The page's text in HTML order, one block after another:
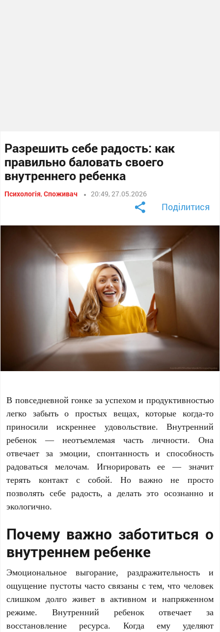
Разрешить себе радость: как
правильно баловать своего
внутреннего ребенка
Психологія,Споживач 20:49, 27.05.2026
Поділитися
В повседневной гонке за успехом и продуктивностью
легко забыть о простых вещах, которые когда-то
приносили искреннее удовольствие. Внутренний
ребенок — неотъемлемая часть личности. Она
отвечает за эмоции, спонтанность и способность
радоваться мелочам. Игнорировать ее — значит
терять контакт с собой. Но важно не просто
позволять себе радость, а делать это осознанно и
экологично.
Почему важно заботиться о
внутреннем ребенке
Эмоциональное выгорание, раздражительность и
ощущение пустоты часто связаны с тем, что человек
слишком долго живет в активном и напряженном
режиме. Внутренний ребенок отвечает за
восстановление ресурса. Когда ему уделяют